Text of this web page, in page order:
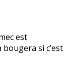
est
si c’est